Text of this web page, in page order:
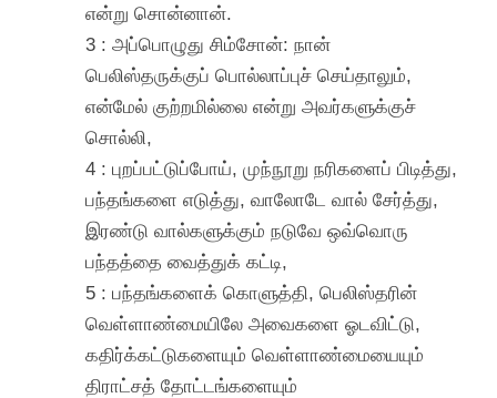
என்று சொன்னான்.
3 : அப்பொழுது சிம்சோன்: நான்
பெலிஸ்தருக்குப் பொல்லாப்புச் செய்தாலும்,
என்மேல் குற்றமில்லை என்று அவர்களுக்குச்
சொல்லி,
4 : புறப்பட்டுப்போய், முந்நூறு நரிகளைப் பிடித்து,
பந்தங்களை எடுத்து, வாலோடே வால் சேர்த்து,
இரண்டு வால்களுக்கும் நடுவே ஒவ்வொரு
பந்தத்தை வைத்துக் கட்டி,
5 : பந்தங்களைக் கொளுத்தி, பெலிஸ்தரின்
வெள்ளாண்மையிலே அவைகளை ஓடவிட்டு,
கதிர்க்கட்டுகளையும் வெள்ளாண்மையையும்
திராட்சத் தோட்டங்களையும்